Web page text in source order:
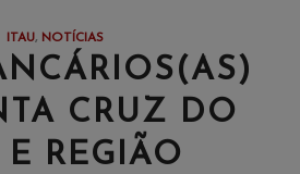
ITAU, NOTÍCIAS
CRUZ DO
E REGIÃO